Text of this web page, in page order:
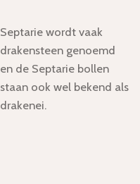
Septarie wordt vaak
drakensteen genoemd
en de Septarie bollen
staan ook wel bekend als
drakenei.